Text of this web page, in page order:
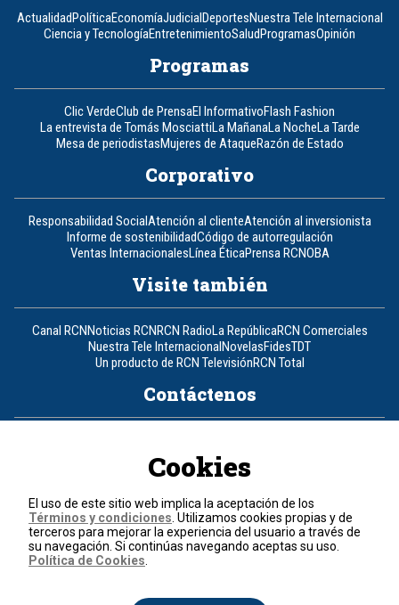
ActualidadPolíticaEconomíaJudicialDeportesNuestra Tele Internacional
Ciencia y TecnologíaEntretenimientoSaludProgramasOpinión
Programas
Clic VerdeClub de PrensaEl InformativoFlash Fashion
La entrevista de Tomás MosciattiLa MañanaLa NocheLa Tarde
Mesa de periodistasMujeres de AtaqueRazón de Estado
Corporativo
Responsabilidad SocialAtención al clienteAtención al inversionista
Informe de sostenibilidadCódigo de autorregulación
Ventas InternacionalesLínea ÉticaPrensa RCNOBA
Visite también
Canal RCNNoticias RCNRCN RadioLa RepúblicaRCN Comerciales
Nuestra Tele InternacionalNovelasFidesTDT
Un producto de RCN TelevisiónRCN Total
Contáctenos
Política de cookies
Términos y condiciones
© 2026, RCN Medios.
Todos los derechos reservados.
Cookies
El uso de este sitio web implica la aceptación de los
Términos y condiciones . Utilizamos cookies propias y de
terceros para mejorar la experiencia del usuario a través de
su navegación. Si continúas navegando aceptas su uso.
Política de Cookies